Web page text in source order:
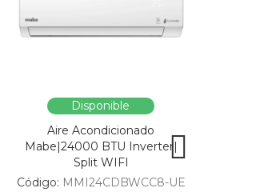
Disponible
Aire Acondicionado
Mabe|24000 BTU Inverter|
Split WIFI
Código: MMI24CDBWCC8-UE